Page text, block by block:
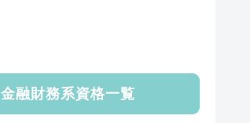
金融財務系資格一覧